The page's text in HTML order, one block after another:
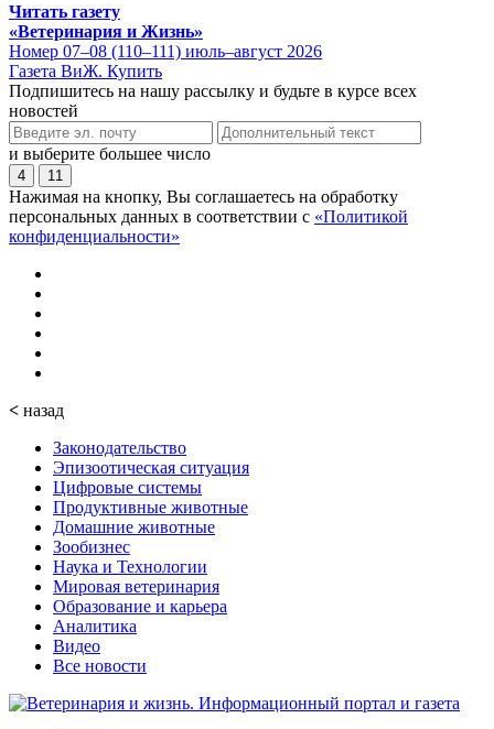
Читать газету
«Ветеринария и Жизнь»
Номер 07–08 (110–111) июль–август 2026
Газета ВиЖ. Купить
Подпишитесь на нашу рассылку и будьте в курсе всех
новостей
и выберите большее число
4 11
Нажимая на кнопку, Вы соглашаетесь на обработку
персональных данных в соответствии с «Политикой
конфиденциальности»
< назад
Законодательство
Эпизоотическая ситуация
Цифровые системы
Продуктивные животные
Домашние животные
Зообизнес
Наука и Технологии
Мировая ветеринария
Образование и карьера
Аналитика
Видео
Все новости